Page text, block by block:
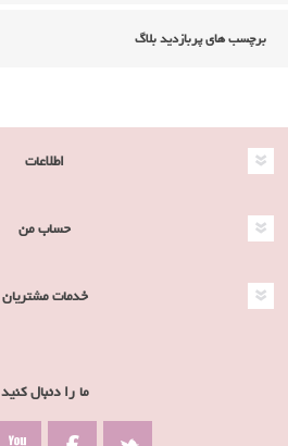
برچسب های پربازدید بلاگ
اطلاعات
حساب من
خدمات مشتریان
ما را دنبال کنید